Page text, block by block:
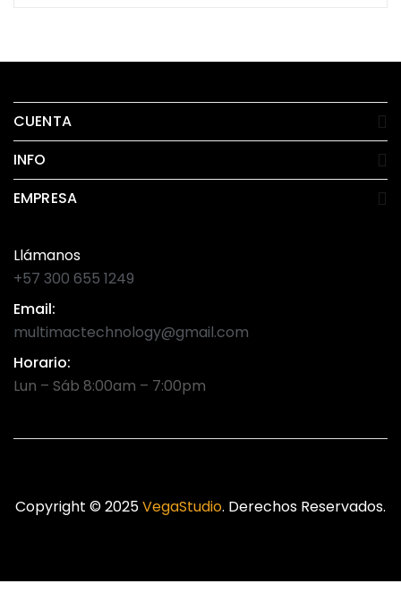
CUENTA
INFO
EMPRESA
Llámanos
+57 300 655 1249
Email:
multimactechnology@gmail.com
Horario:
Lun – Sáb 8:00am – 7:00pm
Copyright © 2025VegaStudio. Derechos Reservados.